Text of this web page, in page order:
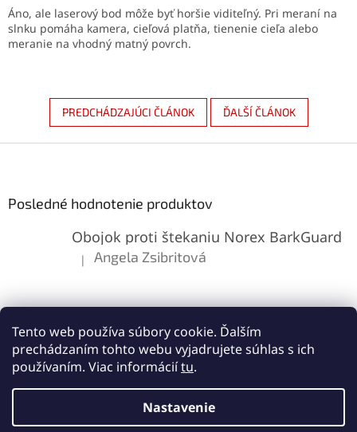
Tento web používa súbory cookie. Ďalším
prechádzaním tohto webu vyjadrujete súhlas s ich
používaním. Viac informáciítu.
Nastavenie
Áno, ale laserový bod môže byť horšie viditeľný. Pri meraní na
slnku pomáha kamera, cieľová platňa, tienenie cieľa alebo
meranie na vhodný matný povrch.
PREDCHÁDZAJÚCI ČLÁNOK ĎALŠÍ ČLÁNOK
Posledné hodnotenie produktov
Obojok proti štekaniu Norex BarkGuard
Hodnotenie produktu je 5 z 5 hviezdičiek.
| Angela Zsibritová
Vytvoril Shoptet